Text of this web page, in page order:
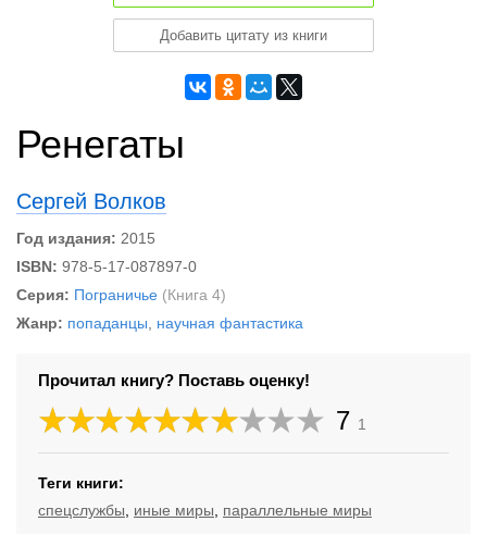
Добавить цитату из книги
Ренегаты
Сергей Волков
Год издания: 2015
ISBN: 978-5-17-087897-0
Серия: Пограничье (Книга 4)
Жанр: попаданцы научная фантастика
Прочитал книгу? Поставь оценку!
7 1
Теги книги:
спецслужбы
иные миры параллельные миры